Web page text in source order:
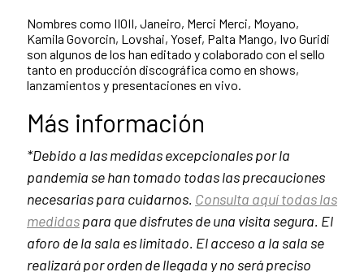
Nombres como IIOII, Janeiro, Merci Merci, Moyano,
Kamila Govorcin, Lovshai, Yosef, Palta Mango, Ivo Guridi
son algunos de los han editado y colaborado con el sello
tanto en producción discográfica como en shows,
lanzamientos y presentaciones en vivo.
Más información
*Debido a las medidas excepcionales por la
pandemia se han tomado todas las precauciones
necesarias para cuidarnos. Consulta aquí todas las
medidaspara que disfrutes de una visita segura. El
aforo de la sala es limitado. El acceso a la sala se
realizará por orden de llegada y no será preciso